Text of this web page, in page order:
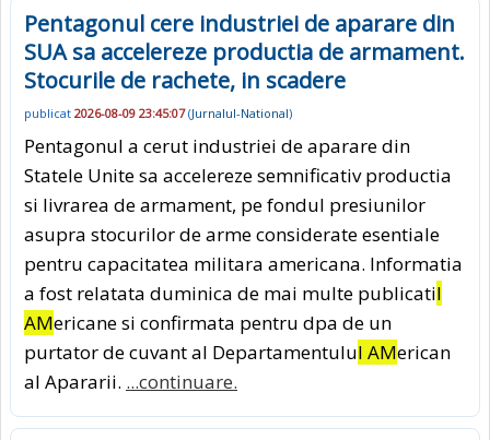
Pentagonul cere industriei de aparare din
SUA sa accelereze productia de armament.
Stocurile de rachete, in scadere
publicat 2026-08-09 23:45:07(Jurnalul-National)
Pentagonul a cerut industriei de aparare din
Statele Unite sa accelereze semnificativ productia
si livrarea de armament, pe fondul presiunilor
asupra stocurilor de arme considerate esentiale
pentru capacitatea militara americana. Informatia
a fost relatata duminica de mai multe publicatiI
AMericane si confirmata pentru dpa de un
purtator de cuvant al DepartamentuluI AMerican
al Apararii. ...continuare.